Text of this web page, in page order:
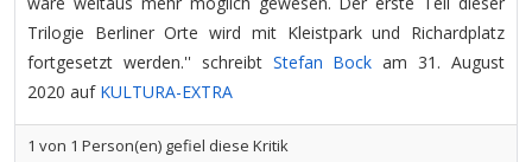
Trilogie Berliner Orte wird mit Kleistpark und Richardplatz
fortgesetzt werden.'' schreibt Stefan Bock am 31. August
2020 auf KULTURA-EXTRA
1 von 1 Person(en) gefiel diese Kritik